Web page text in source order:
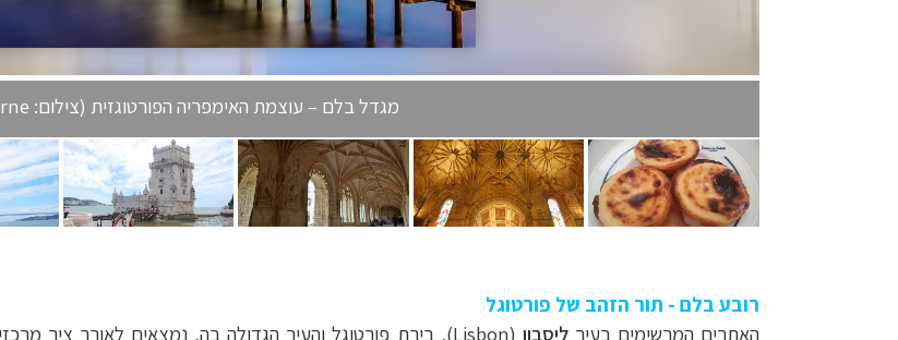
מגדל בלם – עוצמת האימפריה הפורטוגזית (צילום: Marc_Osborne)
רובע בלם - תור הזהב של פורטוגל
האתרים המרשימים בעירליסבון (
Lisbon), בירת פורטוגל והעיר הגדולה בה, נמצאים לאורך ציר